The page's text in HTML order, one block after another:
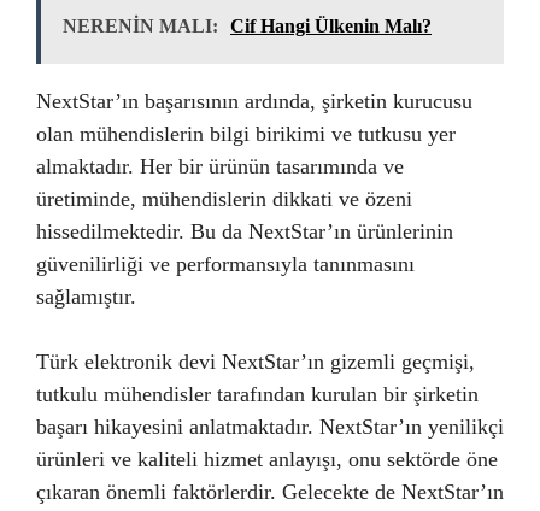
NERENİN MALI: Cif Hangi Ülkenin Malı?
NextStar’ın başarısının ardında, şirketin kurucusu
olan mühendislerin bilgi birikimi ve tutkusu yer
almaktadır. Her bir ürünün tasarımında ve
üretiminde, mühendislerin dikkati ve özeni
hissedilmektedir. Bu da NextStar’ın ürünlerinin
güvenilirliği ve performansıyla tanınmasını
sağlamıştır.
Türk elektronik devi NextStar’ın gizemli geçmişi,
tutkulu mühendisler tarafından kurulan bir şirketin
başarı hikayesini anlatmaktadır. NextStar’ın yenilikçi
ürünleri ve kaliteli hizmet anlayışı, onu sektörde öne
çıkaran önemli faktörlerdir. Gelecekte de NextStar’ın